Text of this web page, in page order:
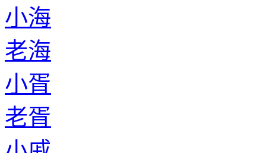
小海
老海
小胥
老胥